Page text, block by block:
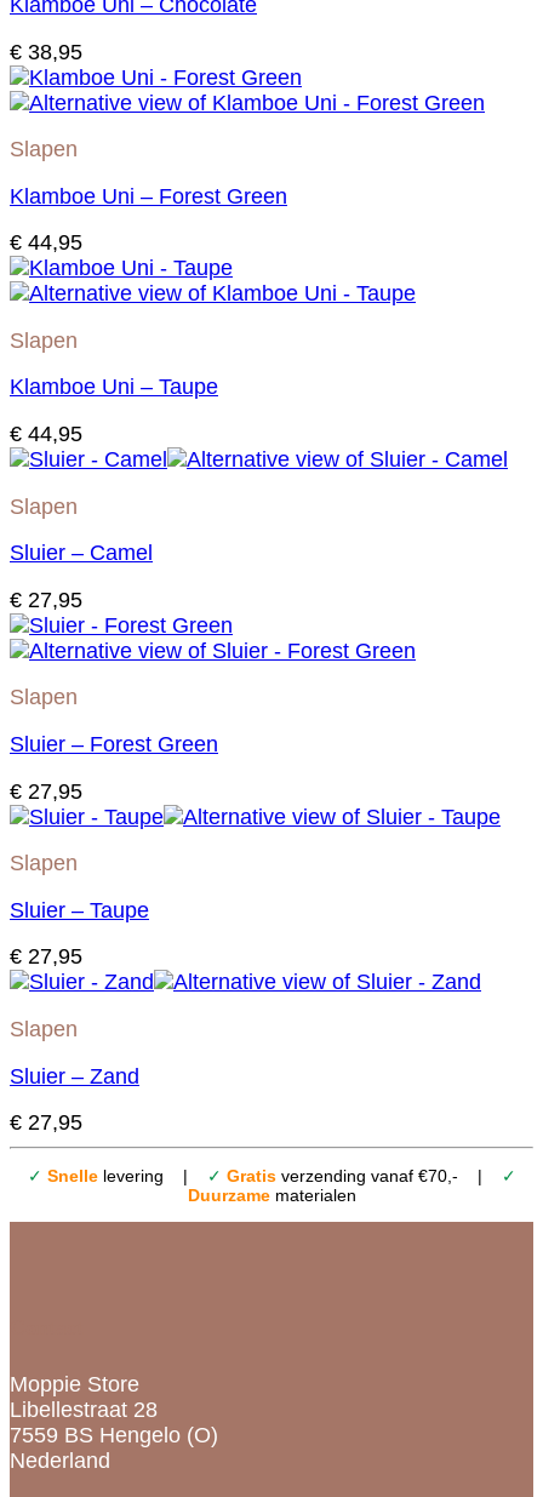
€ 38,95
Slapen
Klamboe Uni – Forest Green
€ 44,95
Slapen
Klamboe Uni – Taupe
€ 44,95
Slapen
Sluier – Camel
€ 27,95
Slapen
Sluier – Forest Green
€ 27,95
Slapen
Sluier – Taupe
€ 27,95
Slapen
Sluier – Zand
€ 27,95
✓ Snellelevering | ✓ Gratisverzending vanaf €70,- |
✓
Duurzamematerialen
Moppie Store
Libellestraat 28
7559 BS Hengelo (O)
Nederland